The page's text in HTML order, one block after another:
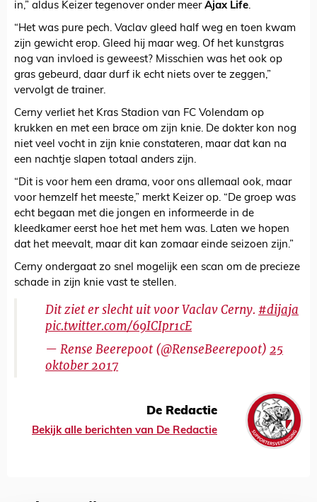
in,” aldus Keizer tegenover onder meer Ajax Life.
“Het was pure pech. Vaclav gleed half weg en toen kwam
zijn gewicht erop. Gleed hij maar weg. Of het kunstgras
nog van invloed is geweest? Misschien was het ook op
gras gebeurd, daar durf ik echt niets over te zeggen,”
vervolgt de trainer.
Cerny verliet het Kras Stadion van FC Volendam op
krukken en met een brace om zijn knie. De dokter kon nog
niet veel vocht in zijn knie constateren, maar dat kan na
een nachtje slapen totaal anders zijn.
“Dit is voor hem een drama, voor ons allemaal ook, maar
voor hemzelf het meeste,” merkt Keizer op. “De groep was
echt begaan met die jongen en informeerde in de
kleedkamer eerst hoe het met hem was. Laten we hopen
dat het meevalt, maar dit kan zomaar einde seizoen zijn.”
Cerny ondergaat zo snel mogelijk een scan om de precieze
schade in zijn knie vast te stellen.
Dit ziet er slecht uit voor Vaclav Cerny. #dijaja
pic.twitter.com/69ICIpr1cE
— Rense Beerepoot (@RenseBeerepoot) 25
oktober 2017
De Redactie
Bekijk alle berichten van De Redactie